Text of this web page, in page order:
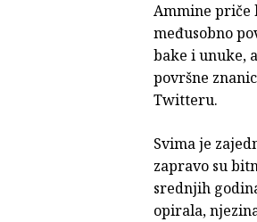
Ammine priče
međusobno
bake i unuke,
površne
Twitteru.
Svima je
zapravo su
srednjih
opirala,